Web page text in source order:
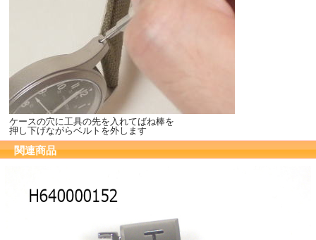
ケースの穴に工具の先を入れてばね棒を
押し下げながらベルトを外します
関連商品